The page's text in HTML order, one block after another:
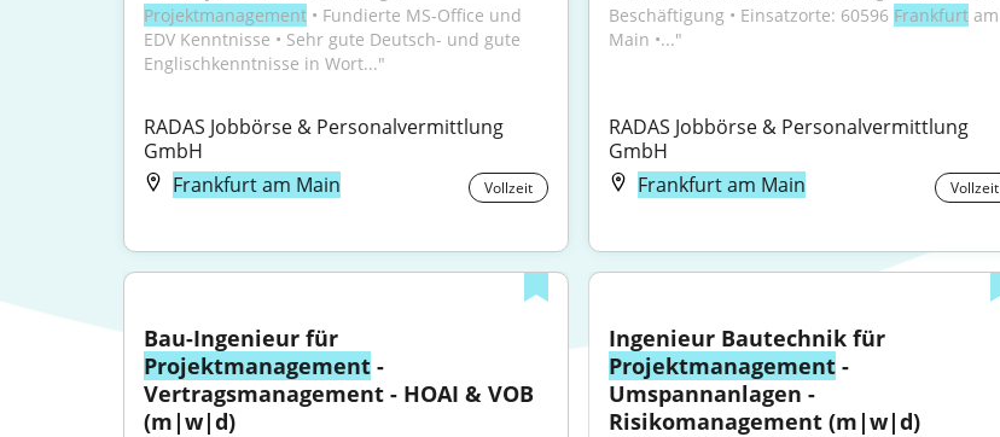
Projektmanagement • Fundierte MS-Office und
EDV Kenntnisse • Sehr gute Deutsch- und gute
Englischkenntnisse in Wort..."
RADAS Jobbörse & Personalvermittlung
GmbH
Frankfurt am Main
Vollzeit
Beschäftigung • Einsatzorte: 60596 Frankfurt am
Main •..."
RADAS Jobbörse & Personalvermittlung
GmbH
Frankfurt am Main
Vollzeit
Projektmanagement -
Vertragsmanagement - HOAI & VOB
(m|w|d)
Projektmanagement -
Umspannanlagen -
Risikomanagement (m|w|d)